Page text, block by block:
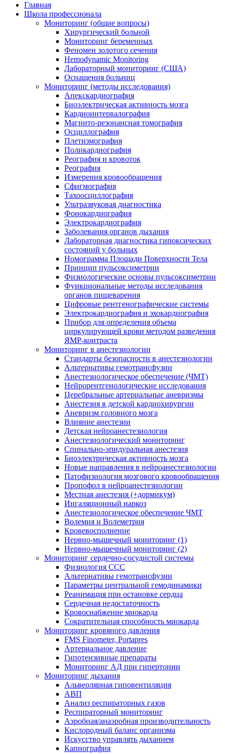
Главная
Школа профессионала
Мониторинг (общие вопросы)
Хирургический больной
Мониторинг беременных
Феномен золотого сечения
Hemodynamic Monitoring
Лабораторный мониторинг (США)
Оснащения больниц
Мониторинг (методы исследования)
Апекскардиография
Биоэлектрическая активность мозга
Кардиоинтервалография
Магнито-резонансная томография
Осциллография
Плетизмография
Поликардиография
Реография и кровоток
Реография
Измерения кровообращения
Сфигмография
Тахоосциллография
Ультразвуковая диагностика
Фонокардиография
Электрокардиография
Заболевания органов дыхания
Лабораторная диагностика гипоксических
состояний у больных
Номограмма Площади Поверхности Тела
Принцип пульсоксиметрии
Физиологические основы пульсоксиметрии
Функциональные методы исследования
органов пищеварения
Цифровые рентгенографические системы
Электрокардиография и эхокардиография
Прибор для определения объема
циркулирующей крови методом разведения
ЯМР-контраста
Мониторинг в анестезиологии
Стандарты безопасности в анестезиологии
Альтернативы гемотрансфузии
Анестезиологическое обеспечение (ЧМТ)
Нейрорентгенологические исследования
Церебральные артериальные аневризмы
Анестезия в детской кардиохирургии
Аневризм головного мозга
Влияние анестезии
Детская нейроанестезиология
Анестезиологический мониторинг
Спинально-эпидуральная анестезия
Биоэлектрическая активность мозга
Новые направления в нейроанестезиологии
Патофизиология мозгового кровообращения
Пропофол в нейроанестезиологии
Местная анестезия (+дормикум)
Ингаляционный наркоз
Анестезиологическое обеспечение ЧМТ
Волемия и Волеметрия
Кровевосполнение
Нервно-мышечный мониторинг (1)
Нервно-мышечный мониторинг (2)
Мониторинг сердечно-сосудистой системы
Физиология ССС
Альтернативы гемотрансфузии
Параметры центральной гемодинамики
Реанимация при остановке сердца
Сердечная недостаточность
Кровоснабжение миокарда
Сократительная способность миокарда
Мониторинг кровяного давления
FMS Finometer, Portapres
Артериальное давление
Гипотензивные препараты
Мониторинг АД при гипертонии
Мониторинг дыхания
Альвеолярная гиповентиляция
АВП
Анализ респираторных газов
Респираторный мониторинг
Аэробная/анаэробная производительность
Кислородный баланс организма
Искусство управлять дыханием
Капнография